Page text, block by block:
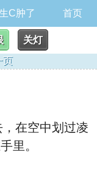
C肿了 首页
关灯
页
在空中划过凌
里。